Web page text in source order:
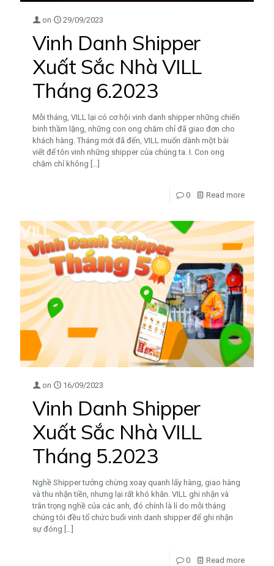
on 29/09/2023
Vinh Danh Shipper
Xuất Sắc Nhà VILL
Tháng 6.2023
Mỗi tháng, VILL lại có cơ hội vinh danh shipper những chiến
binh thầm lặng, những con ong chăm chỉ đã giao đơn cho
khách hàng. Tháng mới đã đến, VILL muốn dành một bài
viết để tôn vinh những shipper của chúng ta. I. Con ong
chăm chỉ không […]
0 Read more
on 16/09/2023
Vinh Danh Shipper
Xuất Sắc Nhà VILL
Tháng 5.2023
Nghề Shipper tưởng chừng xoay quanh lấy hàng, giao hàng
và thu nhận tiền, nhưng lại rất khó khăn. VILL ghi nhận và
trân trọng nghề của các anh, đó chính là lí do mỗi tháng
chúng tôi đều tổ chức buổi vinh danh shipper để ghi nhận
sự đóng […]
0 Read more